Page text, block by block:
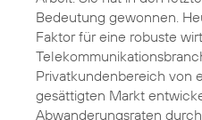
Bedeutung gewonnen.
Faktor für eine robuste
Privatkundenbereich von
gesättigten Markt
Abwanderungsraten